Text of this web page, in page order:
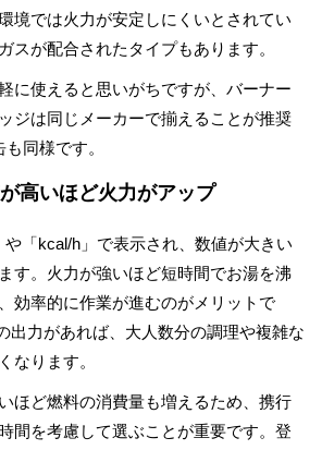
境では火力が安定しにくいとされてい
スが配合されたタイプもあります。
に使えると思いがちですが、バーナー
ジは同じメーカーで揃えることが推奨
同様です。
高いほど火力がアップ
「kcal/h」で表示され、数値が大きい
す。火力が強いほど短時間でお湯を沸
効率的に作業が進むのがメリットで
出力があれば、大人数分の調理や複雑な
なります。
ほど燃料の消費量も増えるため、携行
間を考慮して選ぶことが重要です。登